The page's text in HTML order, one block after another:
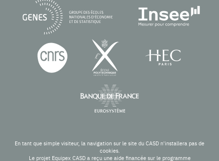
En tant que simple visiteur, la navigation sur le site du CASD n'installera pas de
cookies.
Le projet Equipex CASD a reçu une aide financée sur le programme